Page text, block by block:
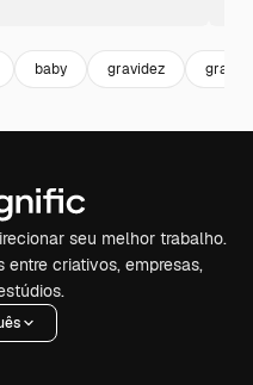
baby gravidez
seu melhor trabalho.
entre criativos, empresas,